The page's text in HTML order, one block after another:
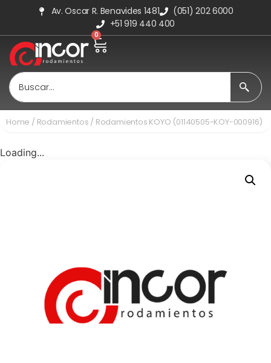
Av. Oscar R. Benavides 1481
(051) 202 6000
+51 919 440 400
0
Home / Rodamientos / Rodamientos KOYO (01140505-KOY-000916)
Loading...